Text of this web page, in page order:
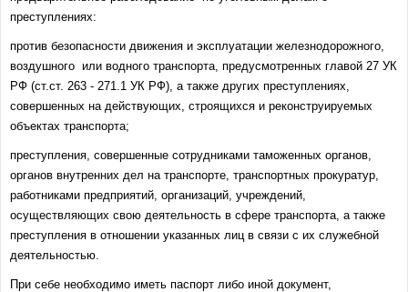
преступлениях:
против безопасности движения и эксплуатации железнодорожного,
воздушного или водного транспорта, предусмотренных главой 27 УК
РФ (ст.ст. 263 - 271.1 УК РФ), а также других преступлениях,
совершенных на действующих, строящихся и реконструируемых
объектах транспорта;
преступления, совершенные сотрудниками таможенных органов,
органов внутренних дел на транспорте, транспортных прокуратур,
работниками предприятий, организаций, учреждений,
осуществляющих свою деятельность в сфере транспорта, а также
преступления в отношении указанных лиц в связи с их служебной
деятельностью.
При себе необходимо иметь паспорт либо иной документ,